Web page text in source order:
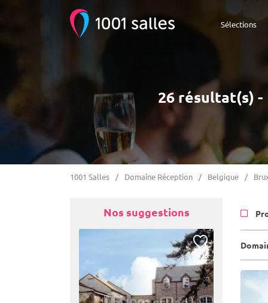
Sélections
26 résultat(s)
1001 Salles Domaine Réception Belgique
Nos suggestions